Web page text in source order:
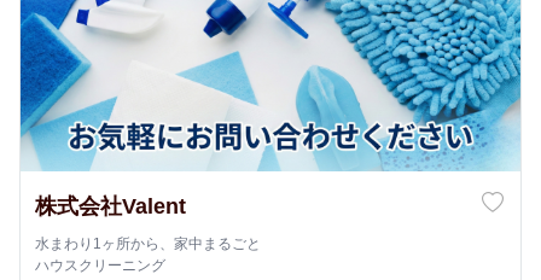
株式会社Valent
水まわり1ヶ所から、家中まるごと
ハウスクリーニング